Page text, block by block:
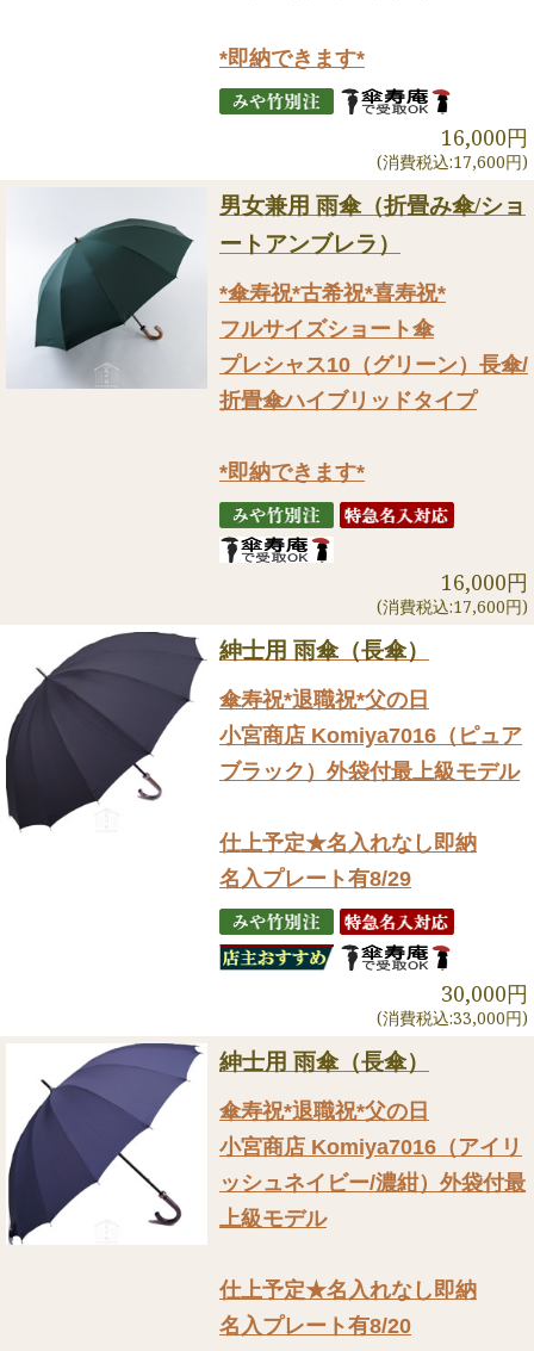
*即納できます*
16,000円
(消費税込:17,600円)
男女兼用 雨傘（折畳み傘/ショ
ートアンブレラ）
*傘寿祝*古希祝*喜寿祝*
フルサイズショート傘
プレシャス10（グリーン）長傘/
折畳傘ハイブリッドタイプ
*即納できます*
16,000円
(消費税込:17,600円)
紳士用 雨傘（長傘）
傘寿祝*退職祝*父の日
小宮商店 Komiya7016（ピュア
ブラック）外袋付最上級モデル
仕上予定★名入れなし即納
名入プレート有8/29
30,000円
(消費税込:33,000円)
紳士用 雨傘（長傘）
傘寿祝*退職祝*父の日
小宮商店 Komiya7016（アイリ
ッシュネイビー/濃紺）外袋付最
上級モデル
仕上予定★名入れなし即納
名入プレート有8/20